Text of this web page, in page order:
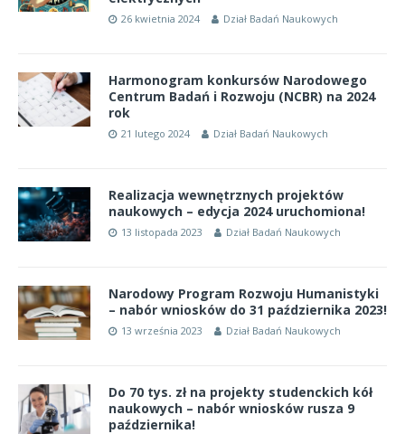
26 kwietnia 2024 Dział Badań Naukowych
Harmonogram konkursów Narodowego
Centrum Badań i Rozwoju (NCBR) na 2024
rok
21 lutego 2024 Dział Badań Naukowych
Realizacja wewnętrznych projektów
naukowych – edycja 2024 uruchomiona!
13 listopada 2023 Dział Badań Naukowych
Narodowy Program Rozwoju Humanistyki
– nabór wniosków do 31 października 2023!
13 września 2023 Dział Badań Naukowych
Do 70 tys. zł na projekty studenckich kół
naukowych – nabór wniosków rusza 9
października!